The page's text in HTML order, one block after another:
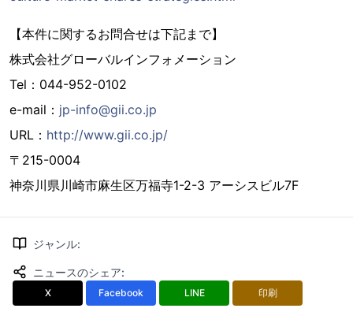
【本件に関するお問合せは下記まで】
株式会社グローバルインフォメーション
Tel：044-952-0102
e-mail： jp-info@gii.co.jp
URL： http://www.gii.co.jp/
〒215-0004
神奈川県川崎市麻生区万福寺1-2-3 アーシスビル7F
ジャンル:
ニュースのシェア:
X Facebook LINE 印刷